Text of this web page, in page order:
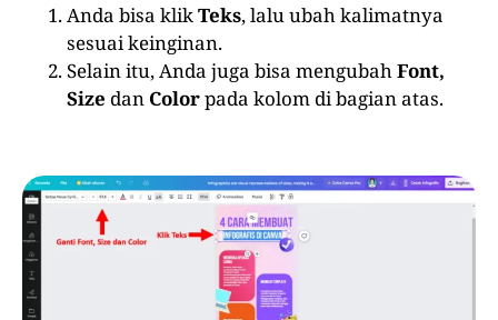
Anda bisa klikTeks, lalu ubah kalimatnya
sesuai keinginan.
Selain itu, Anda juga bisa mengubah Font,
Size dan Colorpada kolom di bagian atas.